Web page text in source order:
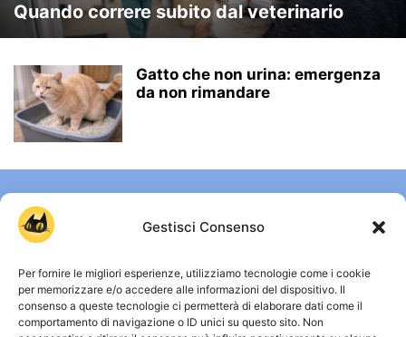
Gestisci Consenso
Per fornire le migliori esperienze, utilizziamo tecnologie come i cookie
per memorizzare e/o accedere alle informazioni del dispositivo. Il
consenso a queste tecnologie ci permetterà di elaborare dati come il
comportamento di navigazione o ID unici su questo sito. Non
Quando correre subito dal veterinario
Gatto che non urina: emergenza
da non rimandare
CHI SIAMO